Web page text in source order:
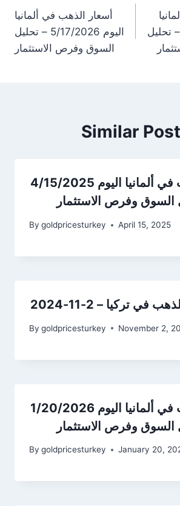
أسعار الذهب في ألمانيا
اليوم 5/17/2026 – تحليل
السوق وفرص الاستثمار
اليوم 5/18/2026 – تحليل
Similar
أسعار الذهب في ألمانيا اليوم 4/15/2025
السوق وفرص الاستثمار
By goldpricesturkey April 15, 2025
في تركيا – 2-11-2024
By goldpricesturkey November 2,
أسعار الذهب في ألمانيا اليوم 1/20/2026
السوق وفرص الاستثمار
By goldpricesturkey January 20,